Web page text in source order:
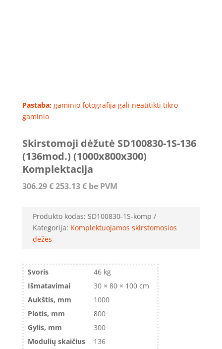
Pastaba:gaminio fotografija gali neatitikti tikro
gaminio
Skirstomoji dėžutė SD100830-1S-136
(136mod.) (1000x800x300)
Komplektacija
306.29€253.13€be PVM
Produkto kodas: SD100830-1S-komp
Kategorija: Komplektuojamos skirstomosios
dėžės
Svoris
46 kg
Išmatavimai
30 × 80 × 100 cm
Aukštis, mm
1000
Plotis, mm
800
Gylis, mm
300
Modulių skaičius
136